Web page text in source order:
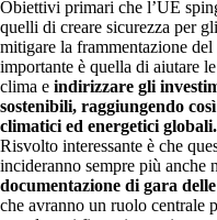
Obiettivi primari che l’UE
quelli di creare sicurezza per
mitigare la frammentazione
importante è quella di aiutare
clima e indirizzare gli
sostenibili, raggiungendo
climatici ed energetici globali.
Risvolto interessante è che
incideranno sempre più anche
documentazione di gara
che avranno un ruolo centrale